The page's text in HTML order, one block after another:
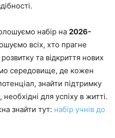
набір на 2026-
всіх, хто прагне
та відкриття нових
середовище, де кожен
знайти підтримку
для успіху в житті.
знайти тут: набір учнів до